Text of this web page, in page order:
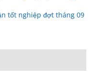
tốt nghiệp đợt tháng 09